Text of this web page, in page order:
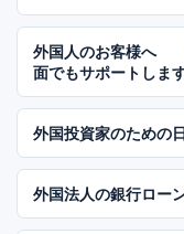
外国人のお客様へ
面でもサポートします
外国投資家のための
外国法人の銀行ロー